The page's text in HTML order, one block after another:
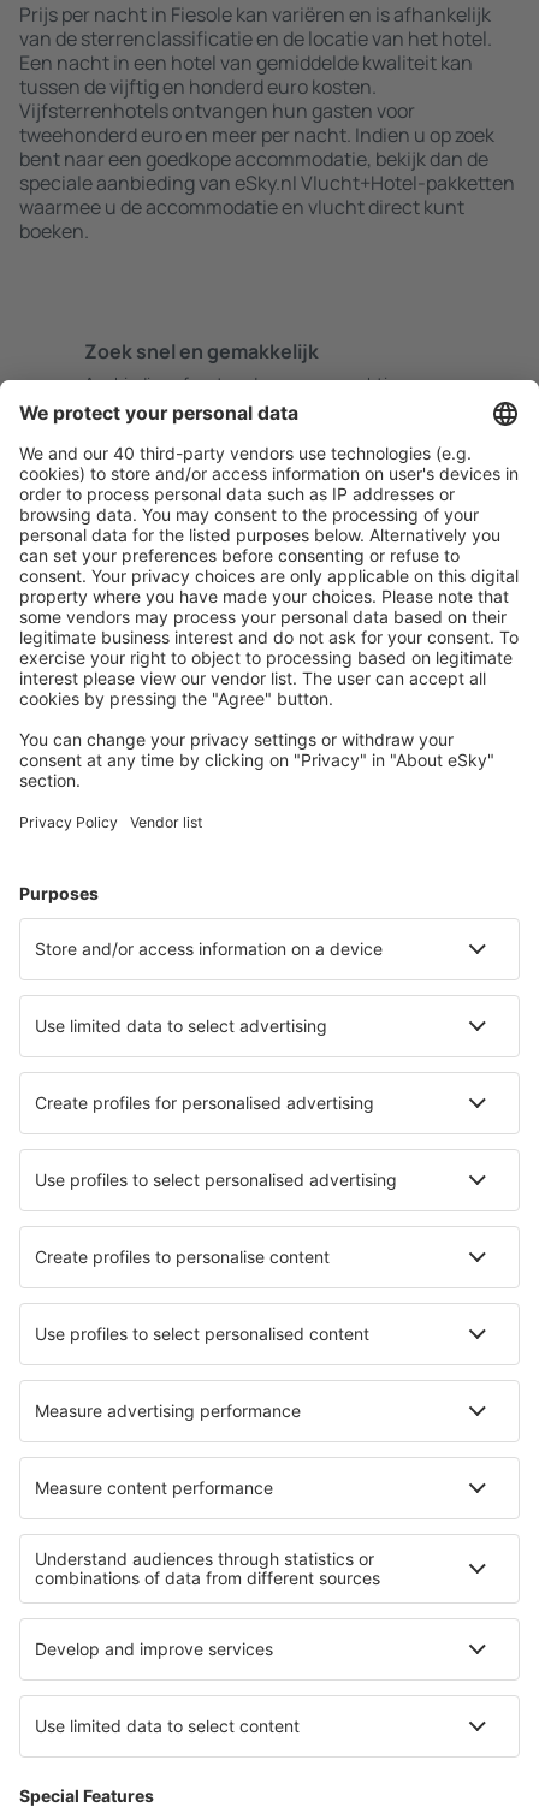
Prijs per nacht in Fiesole kan variëren en is afhankelijk
van de sterrenclassificatie en de locatie van het hotel.
Een nacht in een hotel van gemiddelde kwaliteit kan
tussen de vijftig en honderd euro kosten.
Vijfsterrenhotels ontvangen hun gasten voor
tweehonderd euro en meer per nacht. Indien u op zoek
bent naar een goedkope accommodatie, bekijk dan de
speciale aanbieding van eSky.nl Vlucht+Hotel-pakketten
waarmee u de accommodatie en vlucht direct kunt
boeken.
Zoek snel en gemakkelijk
Aanbieding afgestemd op uw verwachtingen.
Plan veilig
Zorgeloos boeken met gratiss annuleringsopties.
Bespaar meer
Reisaanbiedingen en speciale aanbiedingen voor
geregistreerde gebruikers.
Accommodaties die u bevallen
Kies uit meer dan 1,3 miljoen accommodaties: hotels,
Meest gezochte hotels door eSky-gebruikers
Hotels in Rome Hotels in Milaan Hotels in Palermo
Hotels in Castiglione della Pescaia Hotels in Cagliari
Hotels in Lecco Hotels in Meran
Beste hotels - steden
Hotels in Enping\Taishan Hotels in Danilovgrad
Hotels in Great Clifton Hotels in Turgut Hotels in Cuba
Hotels in Parentis-en-Born Hotels in Reebok
Hotels in Toliara
Beste hotels - regio's
Hotels in Cinque Terre Hotels in Italy - sun and beach
Hotels in Val Gardena Hotels in Apulië Hotels in Ischia
Hotels in Polen Hotels in Guanajuato
Hotels in Saguaro National Park
Hotels op Fernando de Noronha Hotels in Stredné Považie